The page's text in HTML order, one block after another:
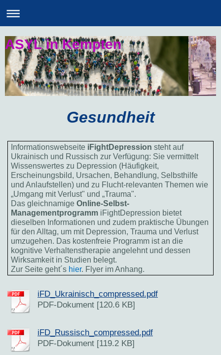
ASYL in Kempten
Gesundheit
Informationswebseite iFightDepression steht auf
Ukrainisch und Russisch zur Verfügung: Sie vermittelt
Wissenswertes zu Depression (Häufigkeit,
Erscheinungsbild, Ursachen, Behandlung, Selbsthilfe
und Anlaufstellen) und zu Flucht-relevanten Themen wie
„Umgang mit Verlust" und „Trauma".
Das gleichnamige Online-Selbst-
ManagementprogrammiFightDepression bietet
dieselben Informationen und zudem praktische Übungen
für den Alltag, um mit Depression, Trauma und Verlust
umzugehen. Das kostenfreie Programm ist an die
kognitive Verhaltenstherapie angelehnt und dessen
Wirksamkeit in Studien belegt.
Zur Seite geht´s hier. Flyer im Anhang.
iFD_Ukrainisch_compressed.pdf
PDF-Dokument [120.6 KB]
iFD_Russisch_compressed.pdf
PDF-Dokument [119.2 KB]